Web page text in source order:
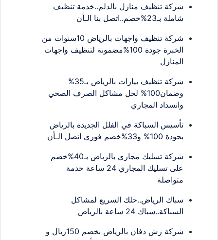
شركة تنظيف منازل بالدلم..خدمة تنظيف
شاملة بـ23%خصم..اتصل بنا الـأن
شركة تنظيف واجهات بالرياض 10سنوات من
الخبرة جودة 100%مضمونة لتنظيف واجهات
المنازل
شركة تنظيف بيارات بالرياض بـ35%
وضمان100% لحل مشاكل الصرف الصحي
وانسداد المجاري
تأسيس السباكة في الفلل الجديدة بالرياض
بجودة 100% و33%خصم فوري اتصل الـأن
شركة تسليك مجاري بالرياض بـ40%خصم
على تسليك المجاري 24 ساعة خدمة
متواصلة
سباك الرياض..حلك السريع لمشاكل
السباكة..سباك 24 ساعة بالرياض
شركة رش دفان بالرياض بخصم 150ريال و